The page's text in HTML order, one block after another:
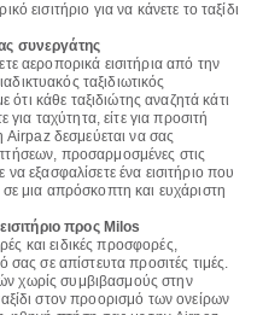
εισιτήριο για να κάνετε το ταξίδι
συνεργάτης
αεροπορικά εισιτήρια από την
ταξιδιωτικός
κάθε ταξιδιώτης αναζητά κάτι
για ταχύτητα, είτε για προσιτή
Airpaz δεσμεύεται να σας
προσαρμοσμένες στις
εξασφαλίσετε ένα εισιτήριο που
σε μια απρόσκοπτη και ευχάριστη
προς Milos
και ειδικές προσφορές,
σας σε απίστευτα προσιτές τιμές.
χωρίς συμβιβασμούς στην
στον προορισμό των ονείρων